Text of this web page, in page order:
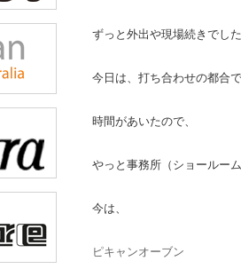
ずっと外出や現場続きでし
今日は、打ち合わせの都合
時間があいたので、
やっと事務所（ショールー
今は、
ピキャンオーブン